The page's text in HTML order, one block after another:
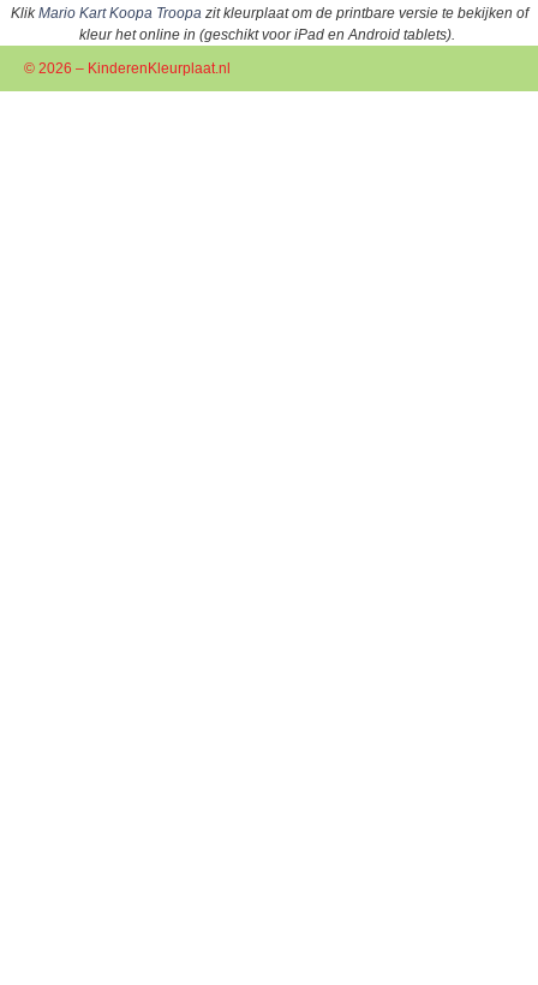
KlikMario Kart Koopa Troopa zit kleurplaat om de printbare versie te bekijken of
kleur het online in (geschikt voor iPad en Android tablets).
© 2026 – KinderenKleurplaat.nl